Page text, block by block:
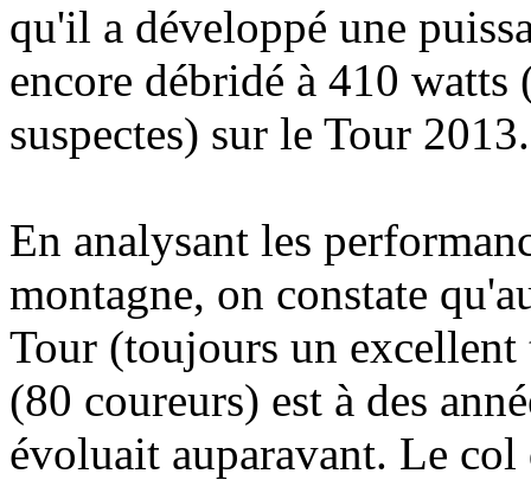
qu'il a développé une
encore débridé à 410 watts
suspectes) sur le Tour 2013.
En analysant les
montagne, on constate
Tour (toujours un
(80 coureurs) est à des
évoluait auparavant. Le